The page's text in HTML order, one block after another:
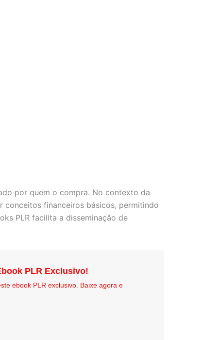
por quem o compra. No contexto da
conceitos financeiros básicos, permitindo
PLR facilita a disseminação de
PLR Exclusivo!
ebook PLR exclusivo. Baixe agora e